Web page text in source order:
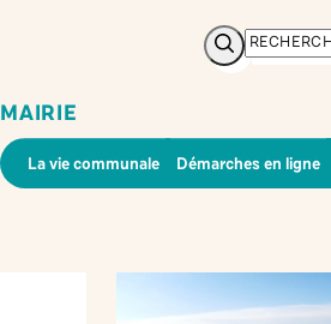
Rechercher
MAIRIE
La vie communale Démarches en ligne